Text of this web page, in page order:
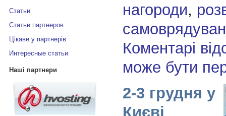
Статьи
Статьи партнеров
Цікаве у партнерів
Интересные статьи
Наші партнери
нагороди,
Коментарі
може бути
2-3 грудня у
Києві